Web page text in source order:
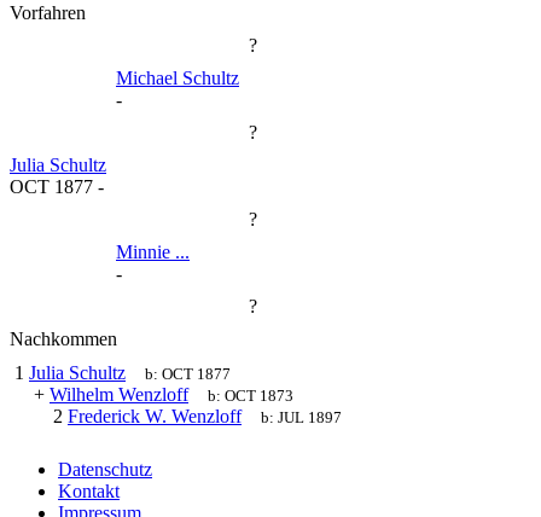
Vorfahren
?
Michael Schultz
-
?
Julia Schultz
OCT 1877 -
?
Minnie ...
-
?
Nachkommen
1 Julia Schultz b:OCT 1877
+ Wilhelm Wenzloff b:OCT 1873
2 Frederick W. Wenzloff b:JUL 1897
Datenschutz
Kontakt
Impressum